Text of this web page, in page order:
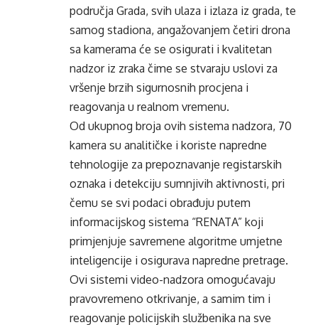
područja Grada, svih ulaza i izlaza iz grada, te
samog stadiona, angažovanjem četiri drona
sa kamerama će se osigurati i kvalitetan
nadzor iz zraka čime se stvaraju uslovi za
vršenje brzih sigurnosnih procjena i
reagovanja u realnom vremenu.
Od ukupnog broja ovih sistema nadzora, 70
kamera su analitičke i koriste napredne
tehnologije za prepoznavanje registarskih
oznaka i detekciju sumnjivih aktivnosti, pri
čemu se svi podaci obrađuju putem
informacijskog sistema “RENATA” koji
primjenjuje savremene algoritme umjetne
inteligencije i osigurava napredne pretrage.
Ovi sistemi video-nadzora omogućavaju
pravovremeno otkrivanje, a samim tim i
reagovanje policijskih službenika na sve